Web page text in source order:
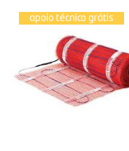
apoio técnico grátis